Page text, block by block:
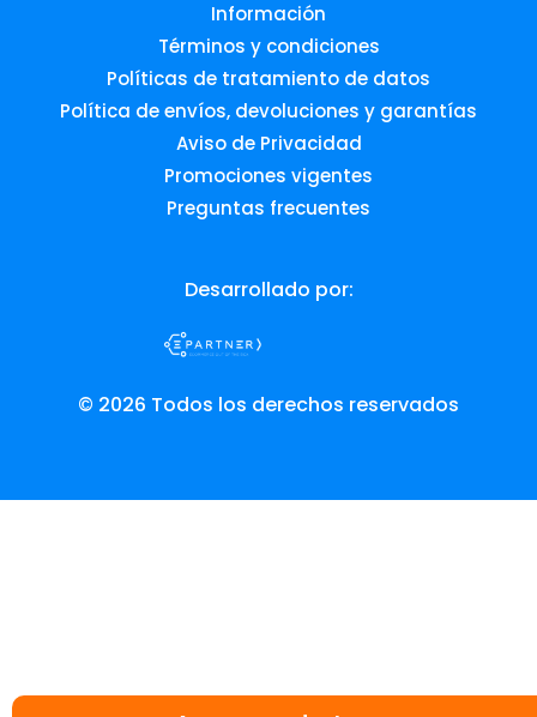
Información
Términos y condiciones
Políticas de tratamiento de datos
Política de envíos, devoluciones y garantías
Aviso de Privacidad
Promociones vigentes
Preguntas frecuentes
Desarrollado por:
© 2026 Todos los derechos reservados